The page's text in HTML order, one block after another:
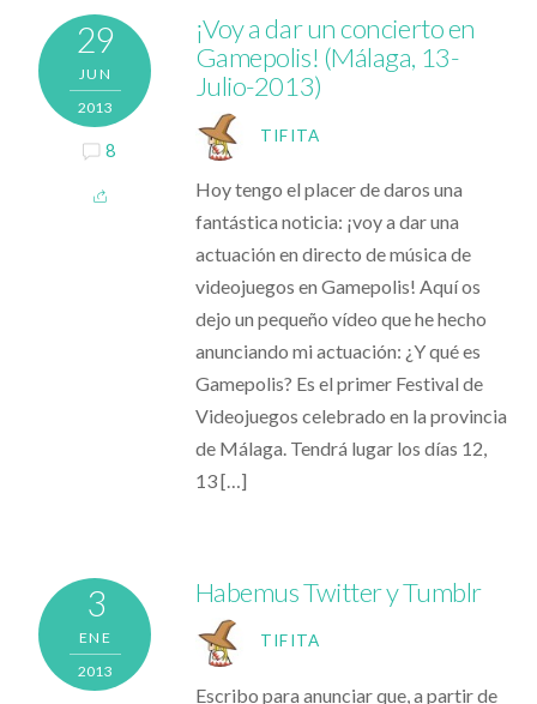
29
JUN
2013
8
¡Voy a dar un concierto en
Gamepolis! (Málaga, 13-
Julio-2013)
TIFITA
Hoy tengo el placer de daros una
fantástica noticia: ¡voy a dar una
actuación en directo de música de
videojuegos en Gamepolis! Aquí os
dejo un pequeño vídeo que he hecho
anunciando mi actuación: ¿Y qué es
Gamepolis? Es el primer Festival de
Videojuegos celebrado en la provincia
de Málaga. Tendrá lugar los días 12,
13 […]
3
ENE
2013
Habemus Twitter y Tumblr
TIFITA
Escribo para anunciar que, a partir de